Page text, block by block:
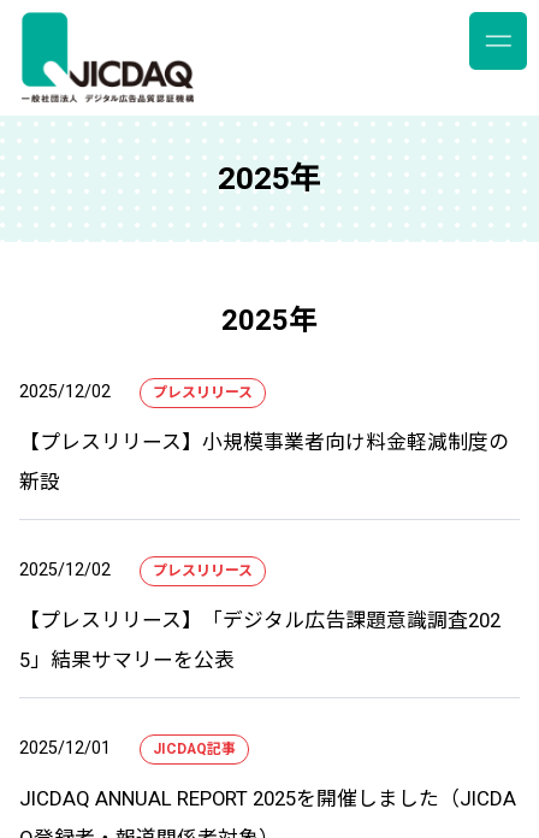
2025年
2025年
2025/12/02 プレスリリース
【プレスリリース】小規模事業者向け料金軽減制度の
新設
2025/12/02 プレスリリース
【プレスリリース】「デジタル広告課題意識調査202
5」結果サマリーを公表
2025/12/01 JICDAQ記事
JICDAQ ANNUAL REPORT 2025を開催しました（JICDA